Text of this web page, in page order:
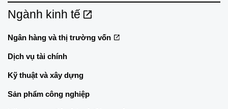
Ngành kinh tế
Ngân hàng và thị trường vốn
Dịch vụ tài chính
Kỹ thuật và xây dựng
Sản phẩm công nghiệp